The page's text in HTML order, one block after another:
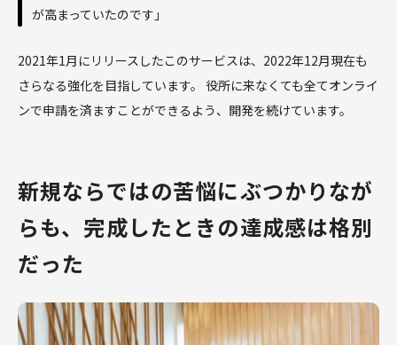
が高まっていたのです」
2021年1月にリリースしたこのサービスは、2022年12月現在も
さらなる強化を目指しています。 役所に来なくても全てオンライ
ンで申請を済ますことができるよう、開発を続けています。
新規ならではの苦悩にぶつかりなが
らも、完成したときの達成感は格別
だった